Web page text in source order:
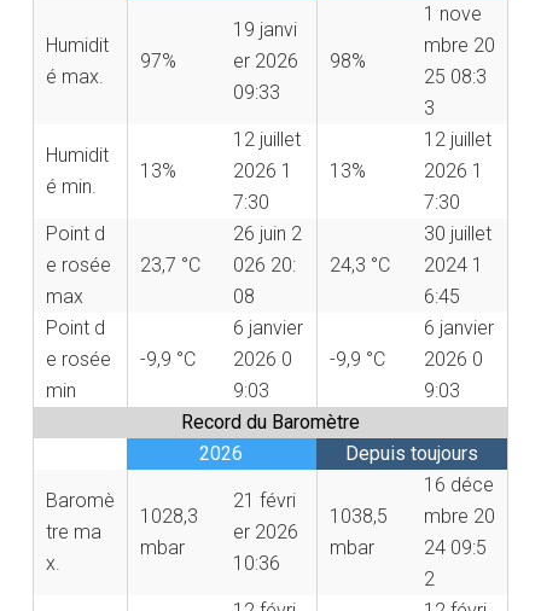
Humidit
é max.
97%
19 janvi
er 2026
09:33
98%
1 nove
mbre 20
25 08:3
3
Humidit
é min.
13%
12 juillet
2026 1
7:30
13%
12 juillet
2026 1
7:30
Point d
e rosée
max
23,7 °C
26 juin 2
026 20:
08
24,3 °C
30 juillet
2024 1
6:45
Point d
e rosée
min
-9,9 °C
6 janvier
2026 0
9:03
-9,9 °C
6 janvier
2026 0
9:03
Record du Baromètre
2026
Depuis toujours
Baromè
tre ma
x.
1028,3
mbar
21 févri
er 2026
10:36
1038,5
mbar
16 déce
mbre 20
24 09:5
2